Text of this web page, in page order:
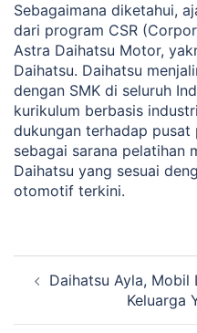
Sebagaimana diketahui,
dari program CSR
Astra Daihatsu Motor,
Daihatsu. Daihatsu
dengan SMK di seluruh
kurikulum berbasis
dukungan terhadap pusat
sebagai sarana pelatihan
Daihatsu yang sesuai
otomotif terkini.
Tulisan
Daihatsu Ayla, Mobil
Keluarga